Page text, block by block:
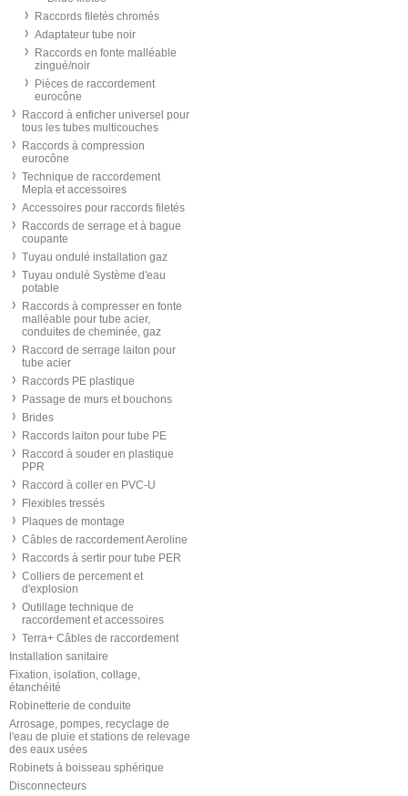
Raccords filetés chromés
Adaptateur tube noir
Raccords en fonte malléable
zingué/noir
Pièces de raccordement
eurocône
Raccord à enficher universel pour
tous les tubes multicouches
Raccords à compression
eurocône
Technique de raccordement
Mepla et accessoires
Accessoires pour raccords filetés
Raccords de serrage et à bague
coupante
Tuyau ondulé installation gaz
Tuyau ondulé Système d'eau
potable
Raccords à compresser en fonte
malléable pour tube acier,
conduites de cheminée, gaz
Raccord de serrage laiton pour
tube acier
Raccords PE plastique
Passage de murs et bouchons
Brides
Raccords laiton pour tube PE
Raccord à souder en plastique
PPR
Raccord à coller en PVC-U
Flexibles tressés
Plaques de montage
Câbles de raccordement Aeroline
Raccords à sertir pour tube PER
Colliers de percement et
d'explosion
Outillage technique de
raccordement et accessoires
Terra+ Câbles de raccordement
Installation sanitaire
Fixation, isolation, collage,
étanchéité
Robinetterie de conduite
Arrosage, pompes, recyclage de
l'eau de pluie et stations de relevage
des eaux usées
Robinets à boisseau sphérique
Disconnecteurs